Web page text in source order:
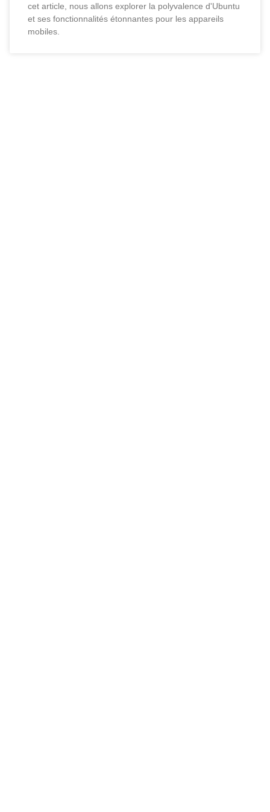
cet article, nous allons explorer la polyvalence d'Ubuntu
et ses fonctionnalités étonnantes pour les appareils
mobiles.